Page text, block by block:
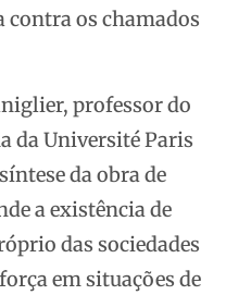
os chamados
professor do
da Université Paris
da obra de
a existência de
das sociedades
em situações de